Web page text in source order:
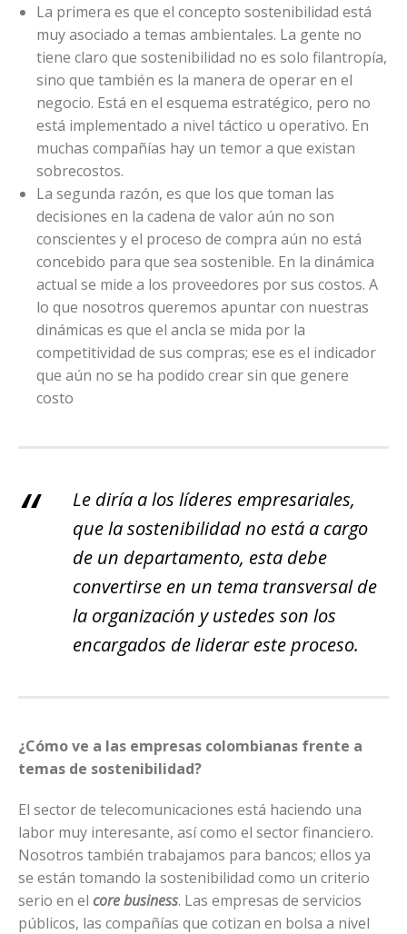
La primera es que el concepto sostenibilidad está
muy asociado a temas ambientales. La gente no
tiene claro que sostenibilidad no es solo filantropía,
sino que también es la manera de operar en el
negocio. Está en el esquema estratégico, pero no
está implementado a nivel táctico u operativo. En
muchas compañías hay un temor a que existan
sobrecostos.
La segunda razón, es que los que toman las
decisiones en la cadena de valor aún no son
conscientes y el proceso de compra aún no está
concebido para que sea sostenible. En la dinámica
actual se mide a los proveedores por sus costos. A
lo que nosotros queremos apuntar con nuestras
dinámicas es que el ancla se mida por la
competitividad de sus compras; ese es el indicador
que aún no se ha podido crear sin que genere
costo
Le diría a los líderes empresariales,
que la sostenibilidad no está a cargo
de un departamento, esta debe
convertirse en un tema transversal de
la organización y ustedes son los
encargados de liderar este proceso.
¿Cómo ve a las empresas colombianas frente a
temas de sostenibilidad?
El sector de telecomunicaciones está haciendo una
labor muy interesante, así como el sector financiero.
Nosotros también trabajamos para bancos; ellos ya
se están tomando la sostenibilidad como un criterio
serio en el core business. Las empresas de servicios
públicos, las compañías que cotizan en bolsa a nivel